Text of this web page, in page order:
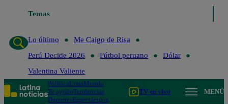
Temas
Lo último
Me Caigo de Risa
Perú Decide 2026
Fútbol peruano
Dólar
Valentina Valiente
PolíticaLimaMundo
Te ayudoTendencias
DeportesEspectáculos
TV en vivo MENÚ